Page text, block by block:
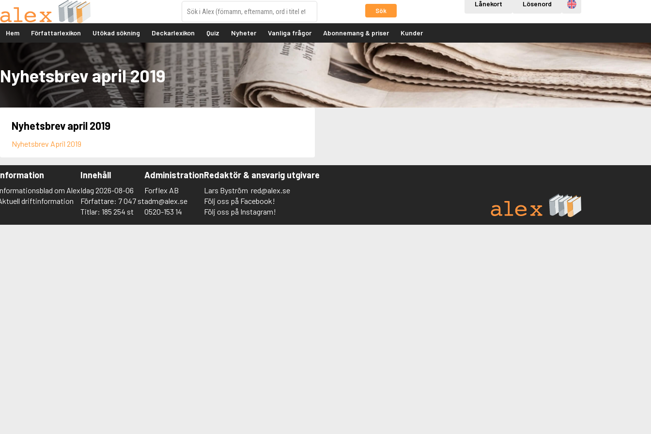
Sök
Lånekort Lösenord Engelska
Hem Författarlexikon Utökad sökning Deckarlexikon Quiz Nyheter Vanliga frågor Abonnemang & priser Kunder
Nyhetsbrev april 2019
Nyhetsbrev april 2019
Nyhetsbrev April 2019
om Alex
driftinformation
Innehåll
Idag 2026-08-06
Författare: 7 047 st
Titlar: 185 254 st
Administration
Forflex AB
adm@alex.se
0520-153 14
Redaktör & ansvarig utgivare
Lars Byström red@alex.se
Följ oss på Facebook!
Följ oss på Instagram!